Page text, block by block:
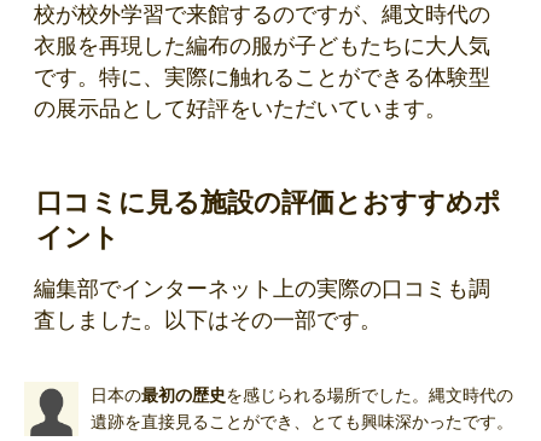
校が校外学習で来館するのですが、縄文時代の
衣服を再現した編布の服が子どもたちに大人気
です。特に、実際に触れることができる体験型
の展示品として好評をいただいています。
口コミに見る施設の評価とおすすめポ
イント
編集部でインターネット上の実際の口コミも調
査しました。以下はその一部です。
日本の最初の歴史を感じられる場所でした。縄文時代の
遺跡を直接見ることができ、とても興味深かったです。